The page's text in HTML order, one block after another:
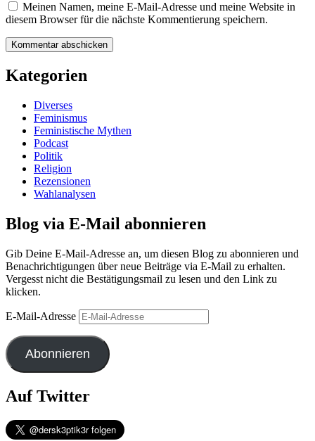
Meinen Namen, meine E-Mail-Adresse und meine Website in
diesem Browser für die nächste Kommentierung speichern.
Kategorien
Diverses
Feminismus
Feministische Mythen
Podcast
Politik
Religion
Rezensionen
Wahlanalysen
Blog via E-Mail abonnieren
Gib Deine E-Mail-Adresse an, um diesen Blog zu abonnieren und
Benachrichtigungen über neue Beiträge via E-Mail zu erhalten.
Vergesst nicht die Bestätigungsmail zu lesen und den Link zu
klicken.
E-Mail-Adresse
Abonnieren
Auf Twitter